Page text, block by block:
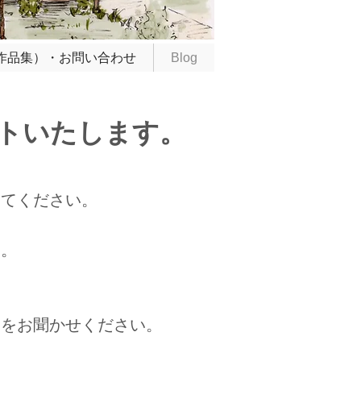
品集）・お問い合わせ Blog
いたします。
ください。
お聞かせください。